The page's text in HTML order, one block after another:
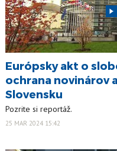
Európsky akt o
ochrana novinárov
Slovensku
Pozrite si reportáž.
25 MAR 2024 15:42